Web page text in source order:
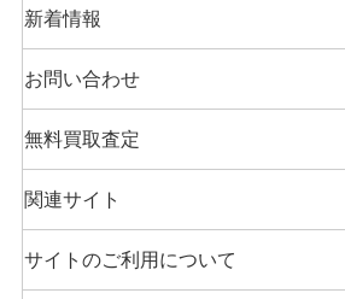
新着情報
お問い合わせ
無料買取査定
関連サイト
サイトのご利用について